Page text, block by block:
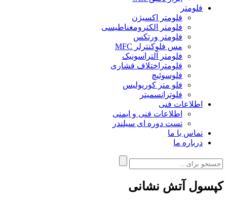
فلومتر
فلومتر اکسیژن
فلومتر الکترومغناطیسی
فلومتر ورتکس
مس فلوکنترلر MFC
فلومتر آلتراسونیک
فلومتراختلاف فشاری
فلوسوئیچ
فلو متر کوریولیس
فلوترانسمیتر
اطلاعات فنی
اطلاعات فنی و ایمنی
تست دوره ای سیلندر
تماس با ما
درباره ما
کپسول آتش نشانی